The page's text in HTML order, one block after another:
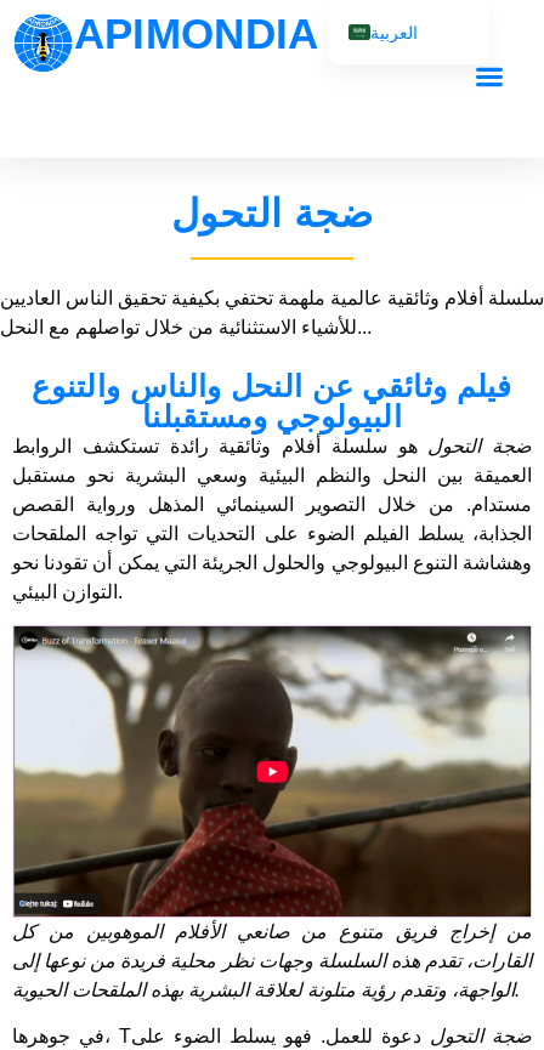
APIMONDIA
ضجة التحول
سلسلة أفلام وثائقية عالمية ملهمة تحتفي بكيفية تحقيق الناس العاديين
للأشياء الاستثنائية من خلال تواصلهم مع النحل...
فيلم وثائقي عن النحل والناس والتنوع
البيولوجي ومستقبلنا
ضجة التحول هو سلسلة أفلام وثائقية رائدة تستكشف الروابط
العميقة بين النحل والنظم البيئية وسعي البشرية نحو مستقبل
مستدام. من خلال التصوير السينمائي المذهل ورواية القصص
الجذابة، يسلط الفيلم الضوء على التحديات التي تواجه الملقحات
وهشاشة التنوع البيولوجي والحلول الجريئة التي يمكن أن تقودنا نحو
التوازن البيئي.
من إخراج فريق متنوع من صانعي الأفلام الموهوبين من كل
القارات، تقدم هذه السلسلة وجهات نظر محلية فريدة من نوعها إلى
الواجهة، وتقدم رؤية متلونة لعلاقة البشرية بهذه الملقحات الحيوية.
في جوهرها، T ضجة التحول دعوة للعمل. فهو يسلط الضوء على
العربية